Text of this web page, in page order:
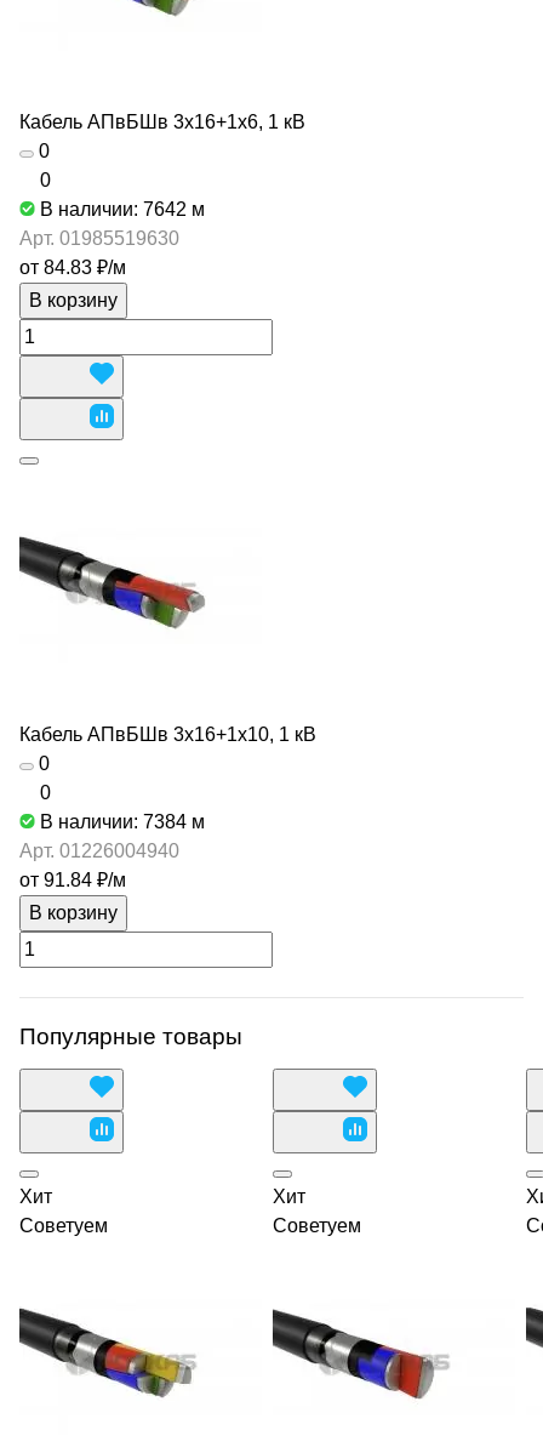
Кабель АПвБШв 3х16+1х6, 1 кВ
0
0
В наличии: 7642 м
Арт. 01985519630
от 84.83 ₽/м
В корзину
Кабель АПвБШв 3х16+1х10, 1 кВ
0
0
В наличии: 7384 м
Арт. 01226004940
от 91.84 ₽/м
В корзину
Популярные товары
Хит
Советуем
Хит
Советуем